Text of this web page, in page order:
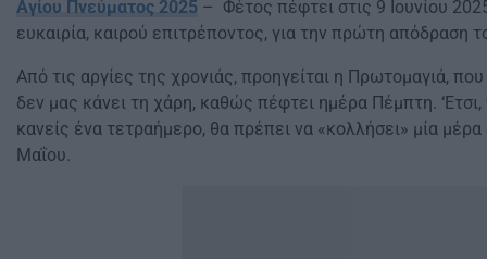
Αγίου Πνεύματος 2025 – Φέτος πέφτει στις 9 Ιουνίου
ευκαιρία, καιρού επιτρέποντος, για την πρώτη απόδραση
Από τις αργίες της χρονιάς, προηγείται η Πρωτομαγιά,
δεν μας κάνει τη χάρη, καθώς πέφτει ημέρα Πέμπτη. ‘Ετσι,
κανείς ένα τετραήμερο, θα πρέπει να «κολλήσει» μία
Μαΐου.